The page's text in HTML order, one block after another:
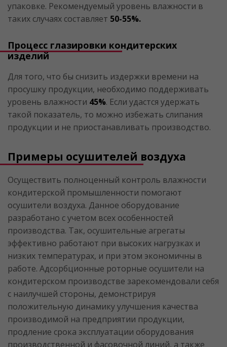
упаковке. Рекомендуемый уровень влажности в
таких случаях составляет 50-55%.
Процесс глазировки кондитерских
изделий
Для того, что бы снизить издержки времени на
просушку продукции, необходимо поддерживать
уровень влажности 45%. Если удастся удержать
такой показатель, то можно избежать слипания
продукции и не приостанавливать производство.
Примеры осушителей воздуха
Осуществить полноценный контроль влажности
кондитерской промышленности помогают
осушители воздуха. Данное оборудование
разработано с учетом всех особенностей
производства. Так, осушительные агрегаты
эффективно работают при высоких нагрузках и
низких температурах, и при этом экономичны в
работе. Адсорбционные роторные осушители на
кондитерском производстве зарекомендовали себя
с наилучшей стороны, демонстрируя
положительную динамику улучшения качества
производимой на предприятии продукции,
продление срока эксплуатации оборудования
производственной и фасовочной линий, а также